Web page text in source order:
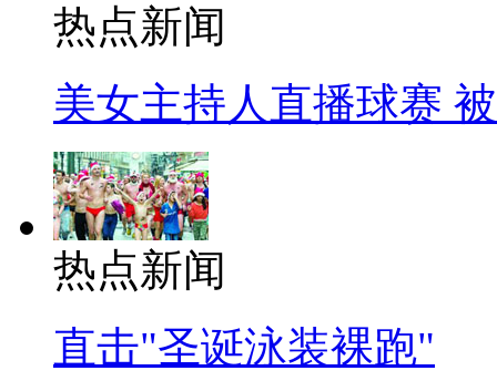
热点新闻
美女主持人直播球赛
热点新闻
直击"圣诞泳装裸跑"